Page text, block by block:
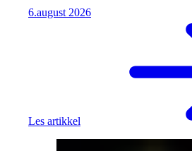
6.august 2026
Les artikkel